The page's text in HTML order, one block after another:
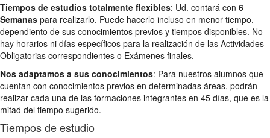
Tiempos de estudios totalmente flexibles: Ud. contará con 6
Semanas para realizarlo. Puede hacerlo incluso en menor tiempo,
dependiento de sus conocimientos previos y tiempos disponibles. No
hay horarios ni días específicos para la realización de las Actividades
Obligatorias correspondientes o Exámenes finales.
Nos adaptamos a sus conocimientos: Para nuestros alumnos que
cuentan con conocimientos previos en determinadas áreas, podrán
realizar cada una de las formaciones integrantes en 45 días, que es la
mitad del tiempo sugerido.
Tiempos de estudio